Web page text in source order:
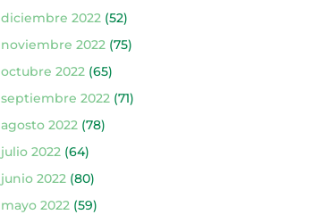
diciembre 2022(52)
noviembre 2022(75)
octubre 2022(65)
septiembre 2022(71)
agosto 2022(78)
julio 2022(64)
junio 2022(80)
mayo 2022(59)